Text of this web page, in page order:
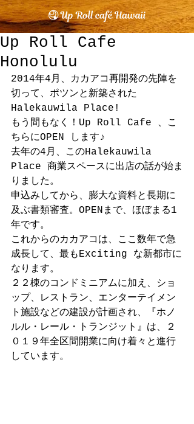
Up Roll Cafe
Honolulu
2014年4月、カカアコ再開発の先陣を
切って、ポツンと新築された
Halekauwila Place!
もう間もなく！Up Roll Cafe 、こ
ちらにOPEN します♪
去年の4月、このHalekauwila
Place 商業スペースに出店の話が始ま
りました。
申込みしてから、膨大な資料と長期に
及ぶ書類審査。OPENまで、ほぼまる1
年です。
これからのカカアコは、ここ数年で急
成長して、最もExciting な新都市に
なります。
２２棟のコンドミニアムに加え、ショ
ップ、レストラン、エンターテイメン
ト施設などの建設が計画され、『ホノ
ルル・レール・トランジット』は、２
０１９年全区間開業に向け着々と進行
しています。